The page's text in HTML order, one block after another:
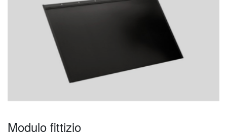
Modulo fittizio